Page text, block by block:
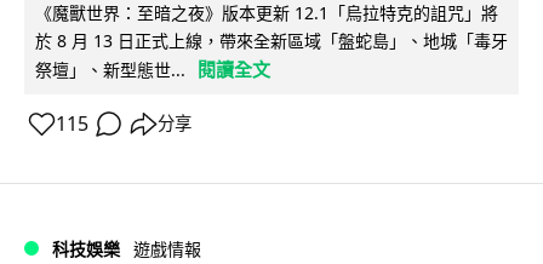
《魔獸世界：至暗之夜》版本更新 12.1「烏拉特克的詛咒」將
於 8 月 13 日正式上線，帶來全新區域「盤蛇島」、地城「毒牙
祭壇」、新型態世...
閱讀全文
115 分享
科技娛樂 遊戲情報